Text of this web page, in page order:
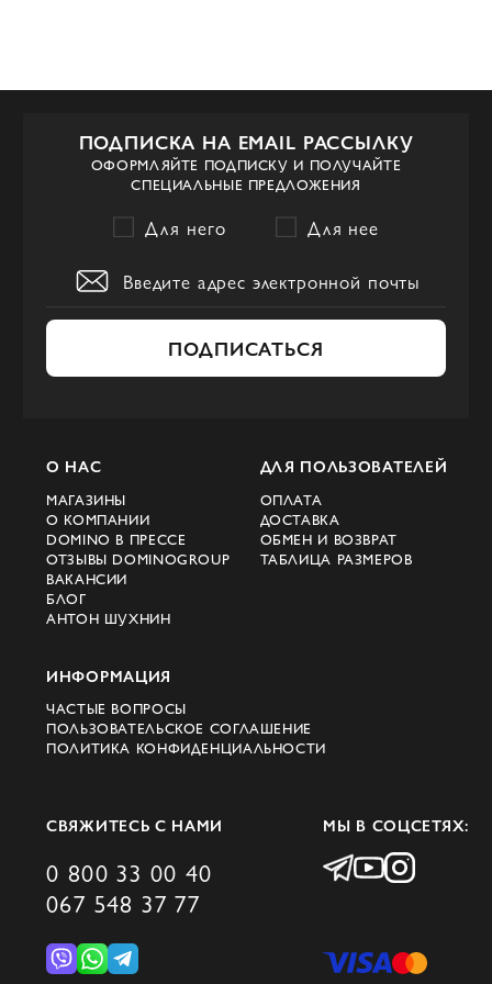
ПОДПИСКА НА EMAIL РАССЫЛКУ
ОФОРМЛЯЙТЕ ПОДПИСКУ И ПОЛУЧАЙТЕ
СПЕЦИАЛЬНЫЕ ПРЕДЛОЖЕНИЯ
Для него Для нее
ПОДПИСАТЬСЯ
О НАС
МАГАЗИНЫ
О КОМПАНИИ
DOMINO В ПРЕССЕ
ОТЗЫВЫ DOMINOGROUP
ВАКАНСИИ
БЛОГ
АНТОН ШУХНИН
ДЛЯ ПОЛЬЗОВАТЕЛЕЙ
ОПЛАТА
ДОСТАВКА
ОБМЕН И ВОЗВРАТ
ТАБЛИЦА РАЗМЕРОВ
ИНФОРМАЦИЯ
ЧАСТЫЕ ВОПРОСЫ
ПОЛЬЗОВАТЕЛЬСКОЕ СОГЛАШЕНИЕ
ПОЛИТИКА КОНФИДЕНЦИАЛЬНОСТИ
СВЯЖИТЕСЬ С НАМИ
0 800 33 00 40
067 548 37 77
МЫ В СОЦСЕТЯХ: